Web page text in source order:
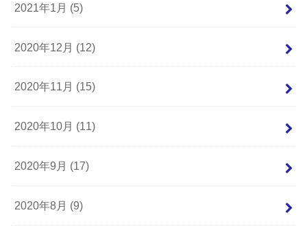
2021年1月 (5)
2020年12月 (12)
2020年11月 (15)
2020年10月 (11)
2020年9月 (17)
2020年8月 (9)